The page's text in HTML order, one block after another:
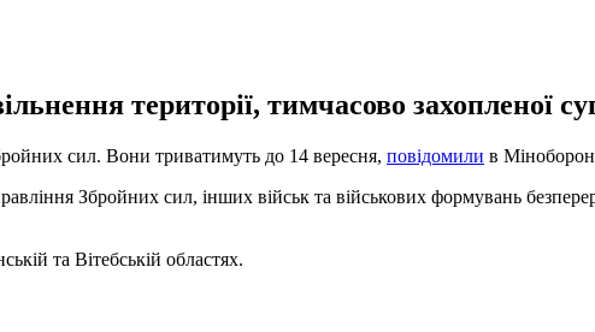
території, тимчасово захопленої
сил. Вони триватимуть до 14 вересня, повідомили в
Збройних сил, інших військ та військових формувань
та Вітебській областях.